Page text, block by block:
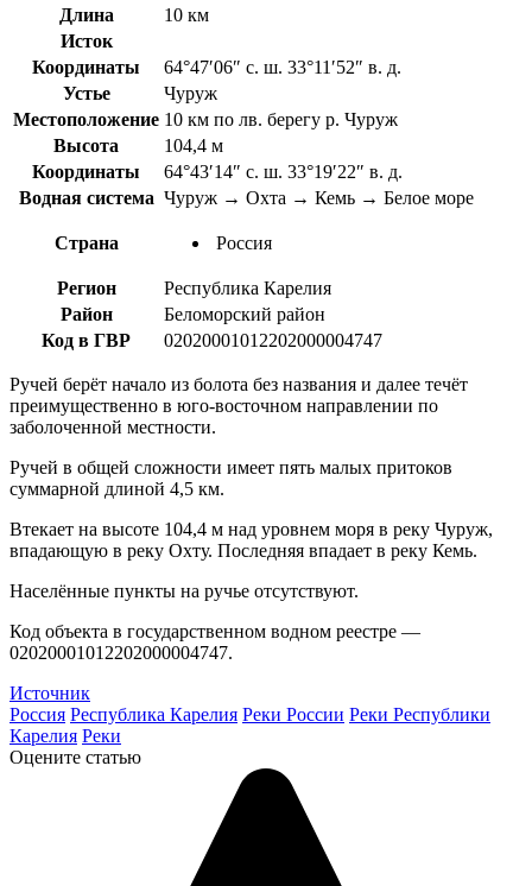
Длина
10 км
Исток
Координаты
64°47′06″ с. ш. 33°11′52″ в. д.
Устье
Чуруж
Местоположение 10 км по лв. берегу р. Чуруж
Высота
104,4 м
Координаты
64°43′14″ с. ш. 33°19′22″ в. д.
Водная система Чуруж → Охта → Кемь → Белое море
Страна Россия
Регион
Республика Карелия
Район
Беломорский район
Код в ГВР
02020001012202000004747
Ручей берёт начало из болота без названия и далее течёт
преимущественно в юго-восточном направлении по
заболоченной местности.
Ручей в общей сложности имеет пять малых притоков
суммарной длиной 4,5 км.
Втекает на высоте 104,4 м над уровнем моря в реку Чуруж,
впадающую в реку Охту. Последняя впадает в реку Кемь.
Населённые пункты на ручье отсутствуют.
Код объекта в государственном водном реестре —
02020001012202000004747.
Источник
Россия Республика Карелия Реки России Реки Республики
Карелия Реки
Оцените статью